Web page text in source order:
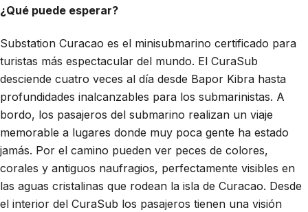
¿Qué puede esperar?
Substation Curacao es el minisubmarino certificado para
turistas más espectacular del mundo. El CuraSub
desciende cuatro veces al día desde Bapor Kibra hasta
profundidades inalcanzables para los submarinistas. A
bordo, los pasajeros del submarino realizan un viaje
memorable a lugares donde muy poca gente ha estado
jamás. Por el camino pueden ver peces de colores,
corales y antiguos naufragios, perfectamente visibles en
las aguas cristalinas que rodean la isla de Curacao. Desde
el interior del CuraSub los pasajeros tienen una visión